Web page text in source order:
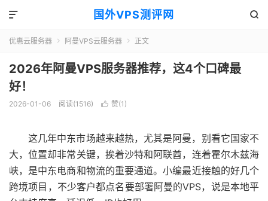
国外VPS测评网 

优惠云服务器  阿曼VPS云服务器  正文
2026年阿曼VPS服务器推荐，这4个口碑最
好！
2026-01-06 阅读(1516)  赞(1 )
这几年中东市场越来越热，尤其是阿曼，别看它国家不
大，位置却非常关键，挨着沙特和阿联酋，连着霍尔木兹海
峡，是中东电商和物流的重要通道。小编最近接触的好几个
跨境项目，不少客户都点名要部署阿曼的VPS，说是本地平